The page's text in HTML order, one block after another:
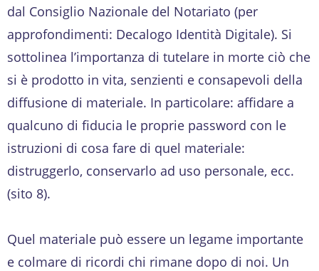
dal Consiglio Nazionale del Notariato (per
approfondimenti: Decalogo Identità Digitale). Si
sottolinea l’importanza di tutelare in morte ciò che
si è prodotto in vita, senzienti e consapevoli della
diffusione di materiale. In particolare: affidare a
qualcuno di fiducia le proprie password con le
istruzioni di cosa fare di quel materiale:
distruggerlo, conservarlo ad uso personale, ecc.
(sito 8).
Quel materiale può essere un legame importante
e colmare di ricordi chi rimane dopo di noi. Un